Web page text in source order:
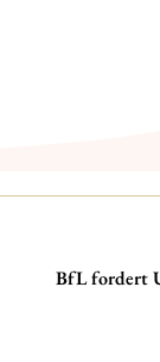
BfL fordert